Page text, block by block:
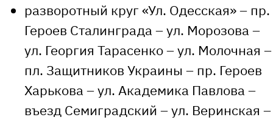
разворотный круг «Ул. Одесская» – пр.
Героев Сталинграда – ул. Морозова –
ул. Георгия Тарасенко – ул. Молочная –
пл. Защитников Украины – пр. Героев
Харькова – ул. Академика Павлова –
въезд Семиградский – ул. Веринская –